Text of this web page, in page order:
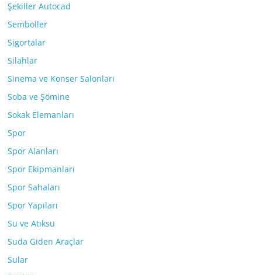
Şekiller Autocad
Semboller
Sigortalar
Silahlar
Sinema ve Konser Salonları
Soba ve Şömine
Sokak Elemanları
Spor
Spor Alanları
Spor Ekipmanları
Spor Sahaları
Spor Yapıları
Su ve Atıksu
Suda Giden Araçlar
Sular